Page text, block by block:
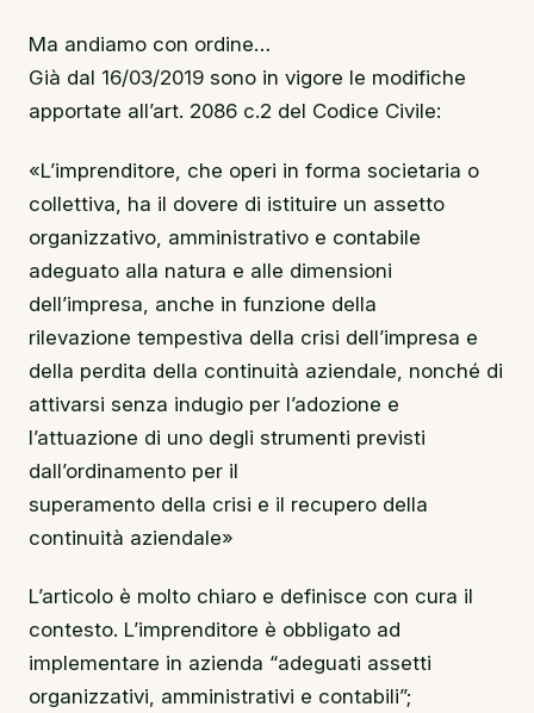
Ma andiamo con ordine…
Già dal 16/03/2019 sono in vigore le modifiche
apportate all’art. 2086 c.2 del Codice Civile:
«L’imprenditore, che operi in forma societaria o
collettiva, ha il dovere di istituire un assetto
organizzativo, amministrativo e contabile
adeguato alla natura e alle dimensioni
dell’impresa, anche in funzione della
rilevazione tempestiva della crisi dell’impresa e
della perdita della continuità aziendale, nonché di
attivarsi senza indugio per l’adozione e
l’attuazione di uno degli strumenti previsti
dall’ordinamento per il
superamento della crisi e il recupero della
continuità aziendale»
L’articolo è molto chiaro e definisce con cura il
contesto. L’imprenditore è obbligato ad
implementare in azienda “adeguati assetti
organizzativi, amministrativi e contabili”;